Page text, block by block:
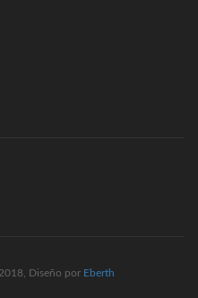
Diseño por Eberth